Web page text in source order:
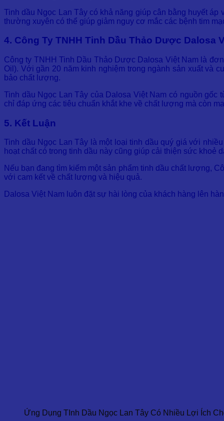
Tinh dầu Ngọc Lan Tây có khả năng giúp cân bằng huyết
thường xuyên có thể giúp giảm nguy cơ mắc các bệnh tim
4. Công Ty TNHH Tinh Dầu Thảo Dược Dalosa
Công ty TNHH Tinh Dầu Thảo Dược Dalosa Việt Nam là
Oil). Với gần 20 năm kinh nghiệm trong ngành sản xuất và
bảo chất lượng.
Tinh dầu Ngọc Lan Tây của Dalosa Việt Nam có nguồn
chỉ đáp ứng các tiêu chuẩn khắt khe về chất lượng mà còn
5. Kết Luận
Tinh dầu Ngọc Lan Tây là một loại tinh dầu quý giá với
hoạt chất có trong tinh dầu này cũng giúp cải thiện sức khoẻ
Nếu bạn đang tìm kiếm một sản phẩm tinh dầu chất lượng,
với cam kết về chất lượng và hiệu quả.
Dalosa Việt Nam luôn đặt sự hài lòng của khách hàng lên
Ứng Dụng TInh Dầu Ngọc Lan Tây Có Nhiều Lợi Ích